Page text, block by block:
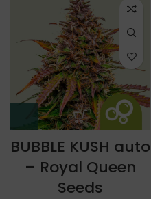
BUBBLE KUSH auto
– Royal Queen
Seeds